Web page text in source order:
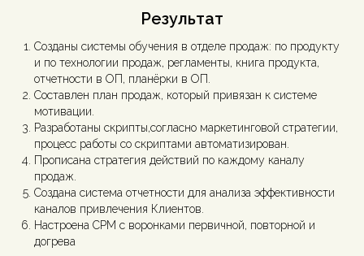
Результат
Созданы системы обучения в отделе продаж: по продукту
и по технологии продаж, регламенты, книга продукта,
отчетности в ОП, планёрки в ОП.
Составлен план продаж, который привязан к системе
мотивации.
Разработаны скрипты,согласно маркетинговой стратегии,
процесс работы со скриптами автоматизирован.
Прописана стратегия действий по каждому каналу
продаж.
Создана система отчетности для анализа эффективности
каналов привлечения Клиентов.
Настроена СРМ с воронками первичной, повторной и
догрева